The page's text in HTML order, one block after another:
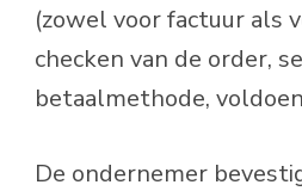
(zowel voor factuur als
checken van de order,
betaalmethode,
De ondernemer